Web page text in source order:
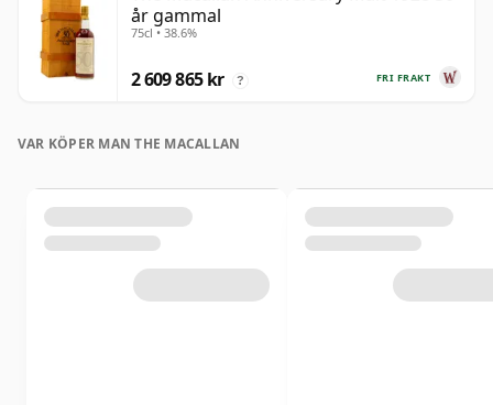
år gammal
75cl • 38.6%
FRI FRAKT
2 609 865 kr ?
VAR KÖPER MAN THE MACALLAN